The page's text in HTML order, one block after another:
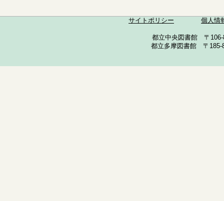
サイトポリシー 個人情
都立中央図書館 〒
都立多摩図書館 〒185-